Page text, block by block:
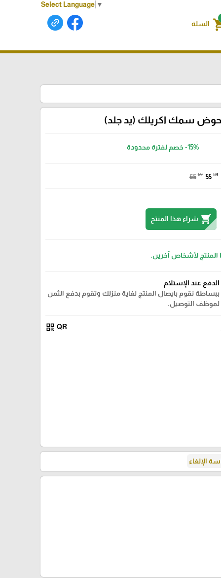
Select Language ▼
السلة
حوض سمك اكريلك (يد جلد)
-15%خصم لفترة محدودة
65 ₪ 55 ₪
shopping_cart شراء هذا المنتج
المنتج لأشخاص آخرين.
الدفع عند الإستلام
ببساطة نقوم بايصال المنتج لغاية منزلك وتقوم بدفع الثمن
لموظف التوصيل.
QR
qr_code
الإلغاء